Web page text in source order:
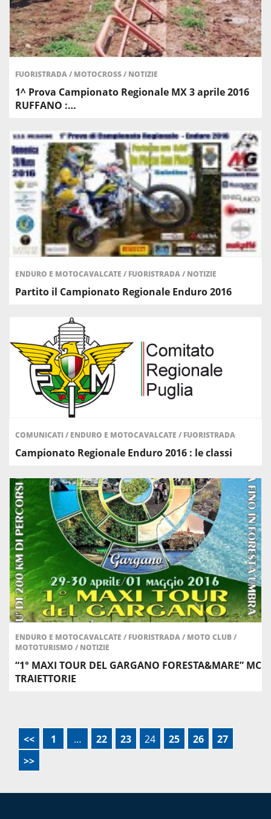
FUORISTRADA/ MOTOCROSS/ NOTIZIE
1^ Prova Campionato Regionale MX 3 aprile 2016
RUFFANO :…
ENDURO E MOTOCAVALCATE / FUORISTRADA/ NOTIZIE
Partito il Campionato Regionale Enduro 2016
COMUNICATI/ ENDURO E MOTOCAVALCATE / FUORISTRADA
Campionato Regionale Enduro 2016 : le classi
ENDURO E MOTOCAVALCATE / FUORISTRADA/ MOTO CLUB/
MOTOTURISMO / NOTIZIE
“1° MAXI TOUR DEL GARGANO FORESTA&MARE” MC
TRAIETTORIE
<< 1 … 22 23 24 25 26
27
>>